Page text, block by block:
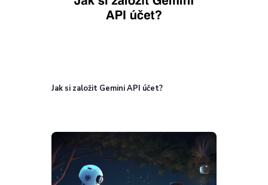
Jak si založit Gemini API účet?